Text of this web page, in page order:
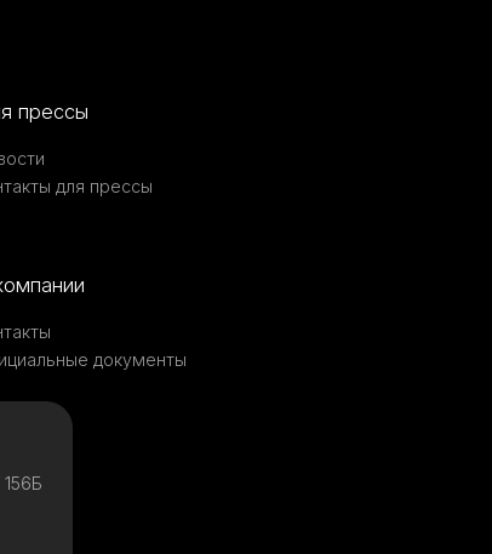
прессы
для прессы
документы